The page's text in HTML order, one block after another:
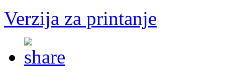
Verzija za printanje